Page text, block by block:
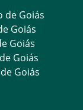
de Goiás
Goiás
Goiás
Goiás
Goiás